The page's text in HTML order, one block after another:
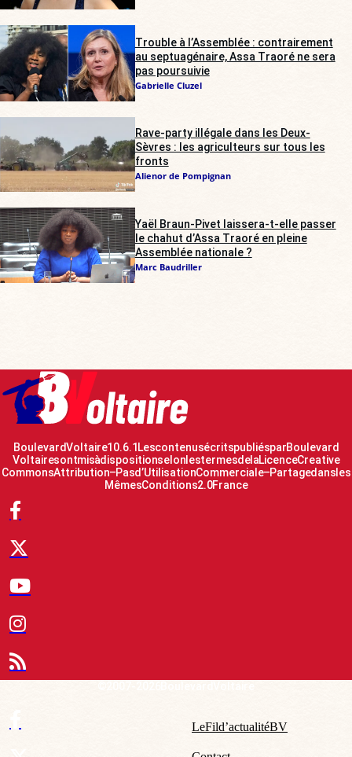
Trouble à l’Assemblée : contrairement
au septuagénaire, Assa Traoré ne sera
pas poursuivie
Gabrielle Cluzel
Rave-party illégale dans les Deux-
Sèvres : les agriculteurs sur tous les
fronts
Alienor de Pompignan
Yaël Braun-Pivet laissera-t-elle passer
le chahut d’Assa Traoré en pleine
Assemblée nationale ?
Marc Baudriller
Boulevard Voltaire 10.6.1 Les contenus écrits publiés par Boulevard
Voltaire sont mis à disposition selon les termes de la Licence Creative
Commons Attribution – Pas d’Utilisation Commerciale – Partage dans les
Mêmes Conditions 2.0 France
Le Fil d’actualité BV